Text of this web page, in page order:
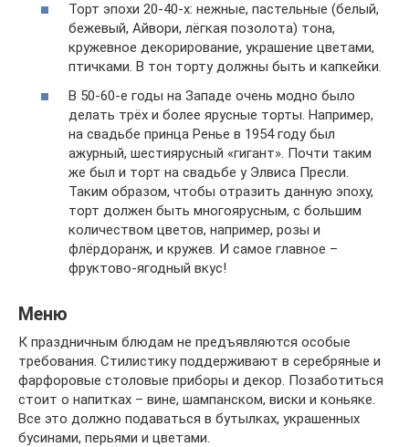
Торт эпохи 20-40-х: нежные, пастельные (белый,
бежевый, Айвори, лёгкая позолота) тона,
кружевное декорирование, украшение цветами,
птичками. В тон торту должны быть и капкейки.
В 50-60-е годы на Западе очень модно было
делать трёх и более ярусные торты. Например,
на свадьбе принца Ренье в 1954 году был
ажурный, шестиярусный «гигант». Почти таким
же был и торт на свадьбе у Элвиса Пресли.
Таким образом, чтобы отразить данную эпоху,
торт должен быть многоярусным, с большим
количеством цветов, например, розы и
флёрдоранж, и кружев. И самое главное –
фруктово-ягодный вкус!
Меню
К праздничным блюдам не предъявляются особые
требования. Стилистику поддерживают в серебряные и
фарфоровые столовые приборы и декор. Позаботиться
стоит о напитках – вине, шампанском, виски и коньяке.
Все это должно подаваться в бутылках, украшенных
бусинами, перьями и цветами.